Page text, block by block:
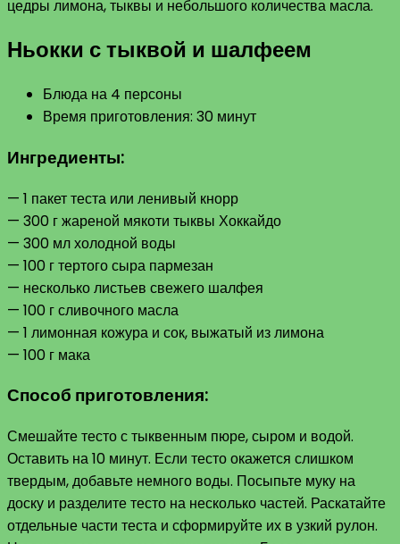
цедры лимона, тыквы и небольшого количества масла.
Ньокки с тыквой и шалфеем
Блюда на 4 персоны
Время приготовления: 30 минут
Ингредиенты:
— 1 пакет теста или ленивый кнорр
— 300 г жареной мякоти тыквы Хоккайдо
— 300 мл холодной воды
— 100 г тертого сыра пармезан
— несколько листьев свежего шалфея
— 100 г сливочного масла
— 1 лимонная кожура и сок, выжатый из лимона
— 100 г мака
Способ приготовления:
Смешайте тесто с тыквенным пюре, сыром и водой.
Оставить на 10 минут. Если тесто окажется слишком
твердым, добавьте немного воды. Посыпьте муку на
доску и разделите тесто на несколько частей. Раскатайте
отдельные части теста и сформируйте их в узкий рулон.